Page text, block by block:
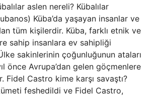
aslen nereli? Kübalılar
Küba’da yaşayan insanlar ve
tüm kişilerdir. Küba, farklı etnik ve
sahip insanlara ev sahipliği
sakinlerinin çoğunluğunun ataları
önce Avrupa’dan gelen göçmenlere
Fidel Castro kime karşı savaştı?
feshedildi ve Fidel Castro,